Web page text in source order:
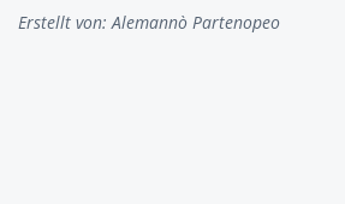
Erstellt von: Alemannò Partenopeo